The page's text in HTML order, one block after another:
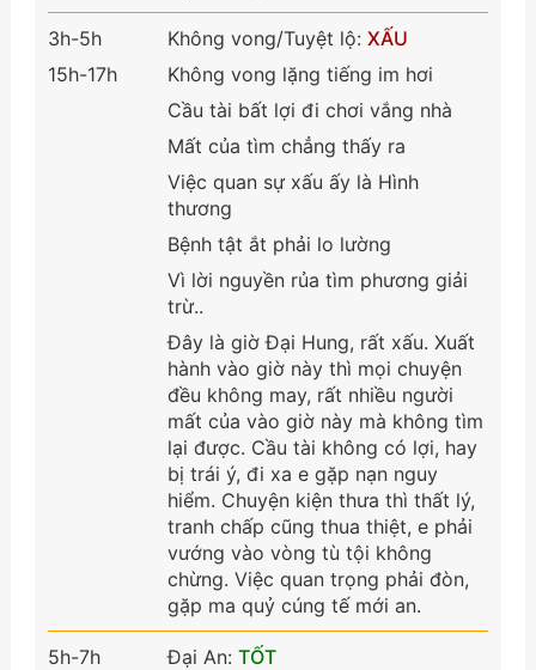
3h-5h
15h-17h
Không vong/Tuyệt lộ: XẤU
Không vong lặng tiếng im hơi
Cầu tài bất lợi đi chơi vắng nhà
Mất của tìm chẳng thấy ra
Việc quan sự xấu ấy là Hình
thương
Bệnh tật ắt phải lo lường
Vì lời nguyền rủa tìm phương giải
trừ..
Đây là giờ Đại Hung, rất xấu. Xuất
hành vào giờ này thì mọi chuyện
đều không may, rất nhiều người
mất của vào giờ này mà không tìm
lại được. Cầu tài không có lợi, hay
bị trái ý, đi xa e gặp nạn nguy
hiểm. Chuyện kiện thưa thì thất lý,
tranh chấp cũng thua thiệt, e phải
vướng vào vòng tù tội không
chừng. Việc quan trọng phải đòn,
gặp ma quỷ cúng tế mới an.
5h-7h
Đại An: TỐT